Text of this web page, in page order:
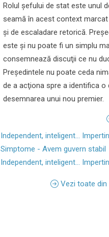
Rolul şefului de stat este unul
seamă în acest context
şi de escaladare retorică.
este şi nu poate fi un simplu
consemnează discuţii ce nu
Preşedintele nu poate ceda
de a acţiona spre a identifica o
desemnarea unui nou premier.
Independent, inteligent...
Simptome - Avem guvern stabil
Independent, inteligent...
Vezi toate